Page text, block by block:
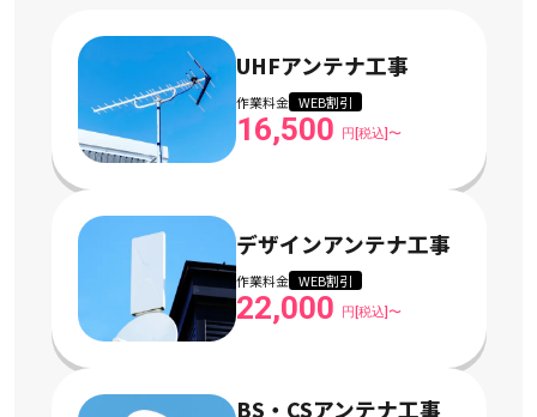
UHFアンテナ工事
作業料金 WEB割引
16,500 円[税込]〜
デザインアンテナ工事
作業料金 WEB割引
22,000 円[税込]〜
BS・CSアンテナ工事